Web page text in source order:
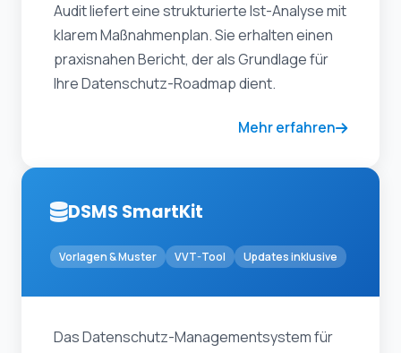
Audit liefert eine strukturierte Ist-Analyse mit
klarem Maßnahmenplan. Sie erhalten einen
praxisnahen Bericht, der als Grundlage für
Ihre Datenschutz-Roadmap dient.
Mehr erfahren
DSMS SmartKit
Vorlagen & Muster VVT-Tool Updates inklusive
Das Datenschutz-Managementsystem für